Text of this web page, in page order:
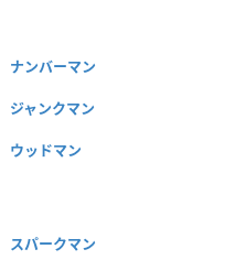
ナンバーマン
ジャンクマン
ウッドマン
スパークマン